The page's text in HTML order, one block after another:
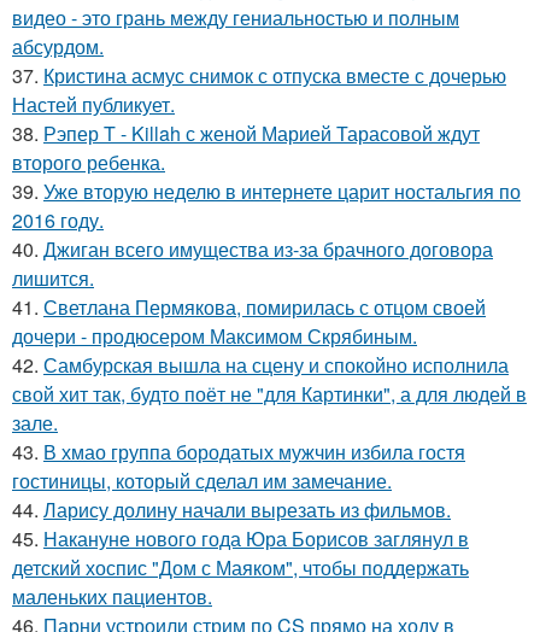
видео - это грань между гениальностью и полным
абсурдом.
37. Кристина асмус снимок с отпуска вместе с дочерью
Настей публикует.
38. Рэпер T - Killah с женой Марией Тарасовой ждут
второго ребенка.
39. Уже вторую неделю в интернете царит ностальгия по
2016 году.
40. Джиган всего имущества из-за брачного договора
лишится.
41. Светлана Пермякова, помирилась с отцом своей
дочери - продюсером Максимом Скрябиным.
42. Самбурская вышла на сцену и спокойно исполнила
свой хит так, будто поёт не "для Картинки", а для людей в
зале.
43. В хмао группа бородатых мужчин избила гостя
гостиницы, который сделал им замечание.
44. Ларису долину начали вырезать из фильмов.
45. Накануне нового года Юра Борисов заглянул в
детский хоспис "Дом с Маяком", чтобы поддержать
маленьких пациентов.
46. Парни устроили стрим по CS прямо на ходу в